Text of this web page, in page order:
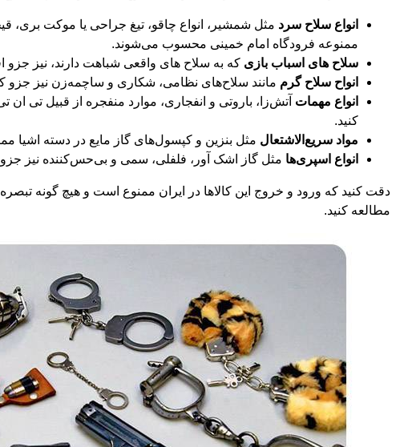
انواع سلاح سرد مثل شمشیر، انواع چاقو، تیغ جراحی یا موکت بری،
ممنوعه فرودگاه امام خمینی محسوب می‌شوند.
سلاح های اسباب بازی که به سلاح های واقعی شباهت دارند، نیز جزو
انواح سلاح گرم مانند سلاح‌های نظامی، شکاری و ساچمه‌زن نیز جزو
انواع مهمات آتش‌زا، باروتی و انفجاری، موارد منفجره از قبیل تی
کنید.
مواد سریع‌الاشتعال مثل بنزین و کپسول‌های گاز مایع در دسته اشیا
انواع اسپری‌ها مثل گاز اشک آور، فلفلی، سمی و بی‌حس‌کننده نیز
دقت کنید که ورود و خروج این کالاها در ایران ممنوع است و هیچ گونه
مطالعه کنید.